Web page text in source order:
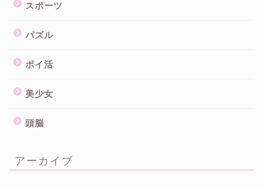
スポーツ
パズル
ポイ活
美少女
頭脳
アーカイブ